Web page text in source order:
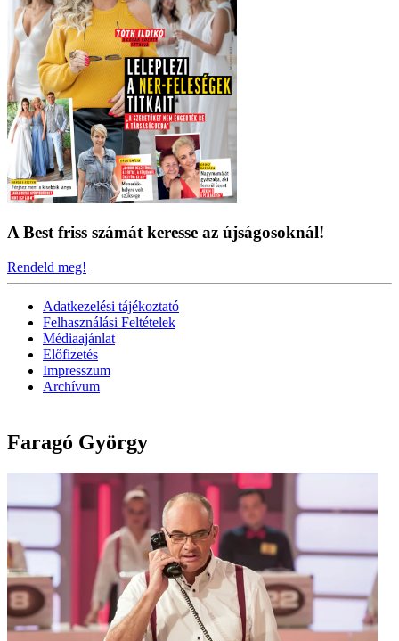
A Best friss számát keresse az újságosoknál!
Rendeld meg!
Adatkezelési tájékoztató
Felhasználási Feltételek
Médiaajánlat
Előfizetés
Impresszum
Archívum
Faragó György